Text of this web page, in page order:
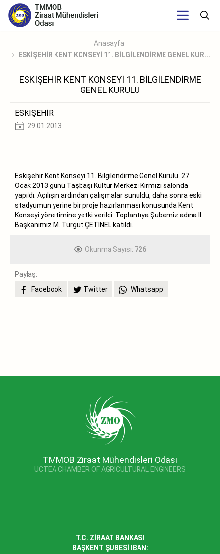
Anasayfa
ESKİŞEHİR KENT KONSEYİ 11. BİLGİLENDİRME GENEL KUR...
ESKİŞEHİR KENT KONSEYİ 11. BİLGİLENDİRME
GENEL KURULU
ESKİŞEHİR
29.01.2013
Eskişehir Kent Konseyi 11. Bilgilendirme Genel Kurulu 27
Ocak 2013 günü Taşbaşı Kültür Merkezi Kırmızı salonda
yapıldı. Açılışın ardından çalışmalar sunuldu, daha sonra eski
stadyumun yerine bir proje hazırlanması konusunda Kent
Konseyi yönetimine yetki verildi. Toplantıya Şubemiz adına II.
Başkanımız M. Turgut ÇETİNEL katıldı.
Okunma Sayısı: 726
Paylaş:
Facebook
Twitter Whatsapp
TMMOB Ziraat Mühendisleri Odası
UCTEA CHAMBER OF AGRICULTURAL ENGINEERS
T.C. ZİRAAT BANKASI
BAŞKENT ŞUBESİ IBAN: